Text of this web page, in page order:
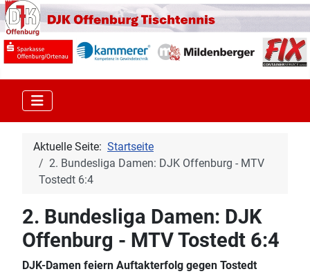
Aktuelle Seite: Startseite
2. Bundesliga Damen: DJK Offenburg - MTV
Tostedt 6:4
2. Bundesliga Damen: DJK
Offenburg - MTV Tostedt 6:4
DJK-Damen feiern Auftakterfolg gegen Tostedt